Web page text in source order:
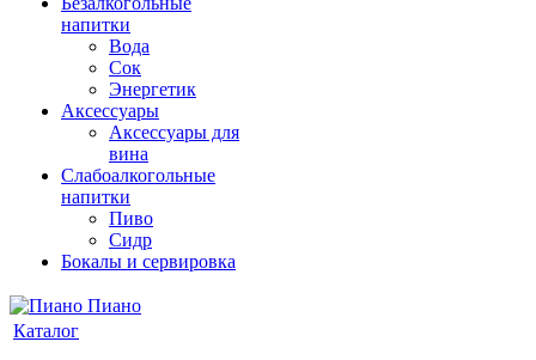
напитки
Вода
Сок
Энергетик
Аксессуары
Аксессуары для
вина
Слабоалкогольные
напитки
Пиво
Сидр
Бокалы и сервировка
Каталог